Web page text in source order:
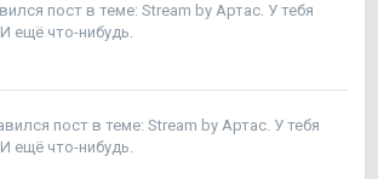
пост в теме: Stream by Артас. У тебя
ещё что-нибудь.
пост в теме: Stream by Артас. У тебя
ещё что-нибудь.